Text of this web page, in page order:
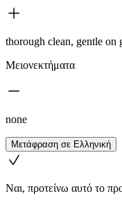
thorough clean, gentle on
Μειονεκτήματα
none
Μετάφραση σε Ελληνική
Ναι, προτείνω αυτό το